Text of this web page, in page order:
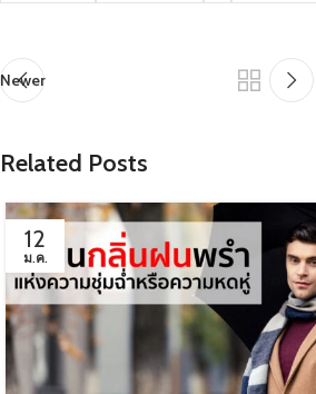
Newer
Related Posts
12
ม.ค.